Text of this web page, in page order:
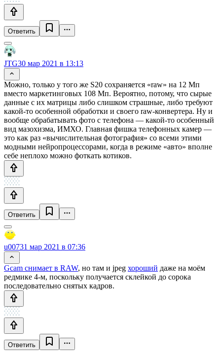
Ответить
JTG30 мар 2021 в 13:13
Можно, только у того же S20 сохраняется «raw» на 12 Мп
вместо маркетинговых 108 Мп. Вероятно, потому, что сырые
данные с их матрицы либо слишком страшные, либо требуют
какой-то особенной обработки и своего raw-конвертера. Ну и
вообще обрабатывать фото с телефона — какой-то особенный
вид мазохизма, ИМХО. Главная фишка телефонных камер —
это как раз «вычислительная фотография» со всеми этими
модными нейропроцессорами, когда в режиме «авто» вполне
себе неплохо можно фоткать котиков.
Ответить
u00731 мар 2021 в 07:36
Gcam снимает в RAW, но там и jpeg хороший даже на моём
редмике 4-м, поскольку получается склейкой до сорока
последовательно снятых кадров.
Ответить